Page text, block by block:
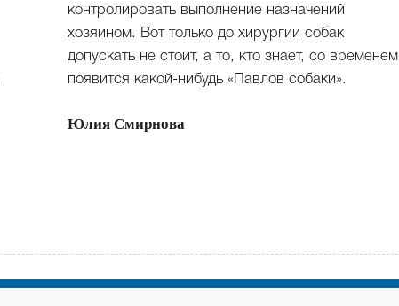
контролировать выполнение назначений
хозяином. Вот только до хирургии собак
допускать не стоит, а то, кто знает, со временем
появится какой-нибудь «Павлов собаки».
Юлия Смирнова